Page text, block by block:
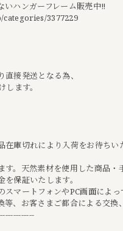
いハンガーフレーム販売中‼︎
3377229
接発送となる為、
ます。
在庫切れにより入荷をお待ち
す。天然素材を使用した商品
保証いたします。
スマートフォンやPC画面によ
等、お客さまご都合による交換